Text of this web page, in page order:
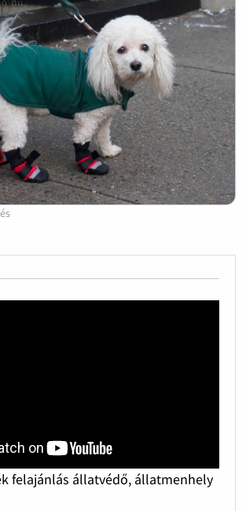
felajánlás állatvédő, állatmenhely